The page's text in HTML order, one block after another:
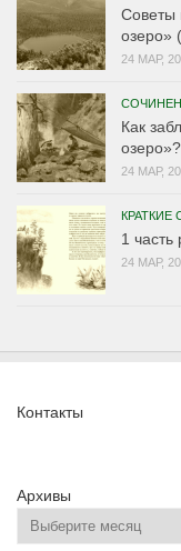
Советы
озеро»
24 МАР,
Как
озеро»?
24 МАР,
1 часть
24 МАР,
Контакты
Архивы